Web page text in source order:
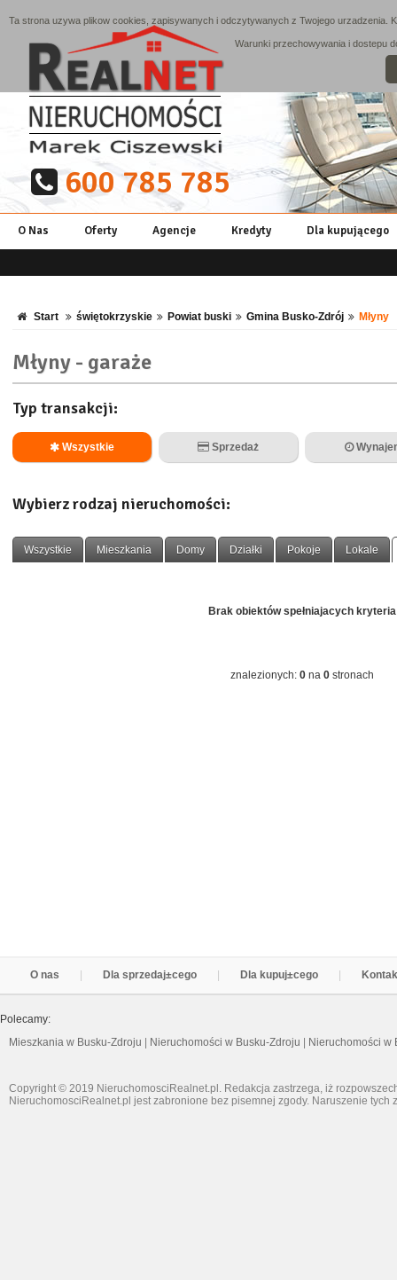
600 785 785
O Nas Oferty Agencje Kredyty Dla kupującego
Start świętokrzyskie Powiat buski Gmina Busko-Zdrój Młyny
Młyny - garaże
Typ transakcji:
Wszystkie Sprzedaż
Wybierz rodzaj nieruchomości:
Wszystkie Mieszkania Domy Działki Pokoje Lokale
Brak obiektów spełniajacych kryteria
znalezionych: 0 na 0 stronach
O nas Dla sprzedaj±cego Dla kupuj±cego
Polecamy:
Mieszkania w Busku-Zdroju | Nieruchomości w Busku-Zdroju | Nieruchomości w
Copyright © 2019 NieruchomosciRealnet.pl. Redakcja zastrzega, iż
NieruchomosciRealnet.pl jest zabronione bez pisemnej zgody. Naruszenie
Ta strona uzywa plikow cookies, zapisywanych i odczytywanych z Twojego
Warunki przechowywania i dostepu